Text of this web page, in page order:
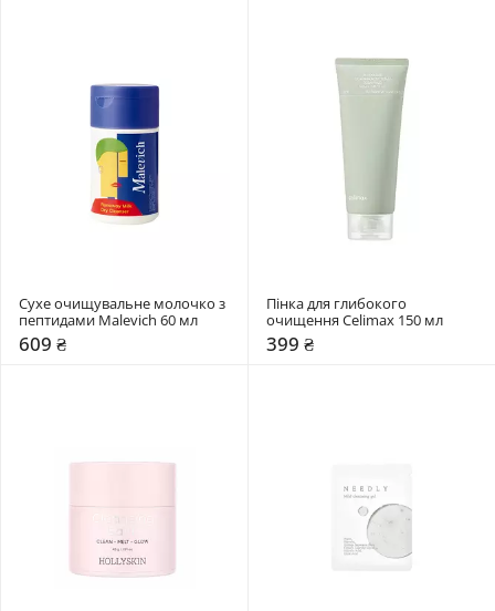
Сухе очищувальне молочко з
пептидами Malevich 60 мл
609 ₴
Пінка для глибокого
очищення Celimax 150 мл
399 ₴